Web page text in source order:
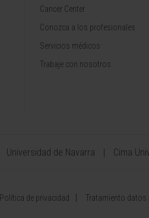
Cancer Center
Conozca a los profesionales
Servicios médicos
Trabaje con nosotros
Universidad de Navarra Cima
Política de privacidad Tratamiento datos